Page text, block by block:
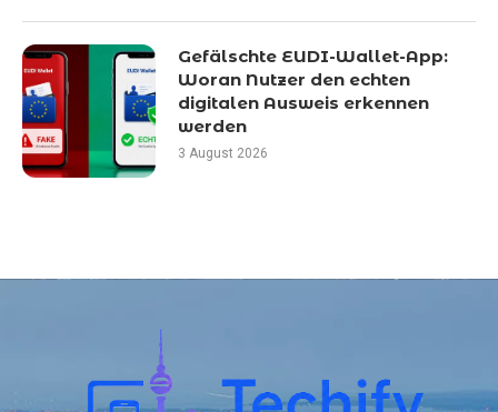
Gefälschte EUDI-Wallet-App:
Woran Nutzer den echten
digitalen Ausweis erkennen
werden
3 August 2026